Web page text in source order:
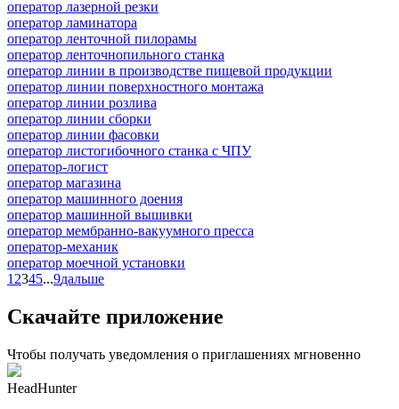
оператор лазерной резки
оператор ламинатора
оператор ленточной пилорамы
оператор ленточнопильного станка
оператор линии в производстве пищевой продукции
оператор линии поверхностного монтажа
оператор линии розлива
оператор линии сборки
оператор линии фасовки
оператор листогибочного станка с ЧПУ
оператор-логист
оператор магазина
оператор машинного доения
оператор машинной вышивки
оператор мембранно-вакуумного пресса
оператор-механик
оператор моечной установки
1 2345...9дальше
Скачайте приложение
Чтобы получать уведомления о приглашениях мгновенно
HeadHunter